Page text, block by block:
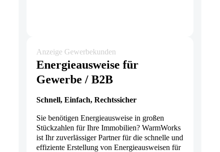
Anzeige Gewerbekunden
Energieausweise für
Gewerbe / B2B
Schnell, Einfach, Rechtssicher
Sie benötigen Energieausweise in großen
Stückzahlen für Ihre Immobilien? WarmWorks
ist Ihr zuverlässiger Partner für die schnelle und
effiziente Erstellung von Energieausweisen für